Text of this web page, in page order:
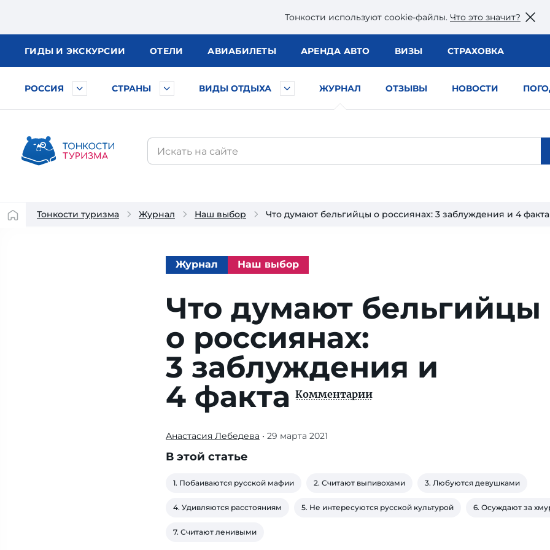
Тонкости используют сookie-файлы. Что это значит?
ГИДЫ И ЭКСКУРСИИ ОТЕЛИ АВИАБИЛЕТЫ АРЕНДА АВТО ВИЗЫ СТРАХОВКА
РОССИЯ СТРАНЫ ВИДЫ ОТДЫХА ЖУРНАЛ ОТЗЫВЫ НОВОСТИ
Тонкости туризма Журнал Наш выбор Что думают бельгийцы о россиянах: 3 заблуждения и 4 факта
Журнал Наш выбор
Что думают бельгийцы
о россиянах:
3 заблуждения и
4 факта Комментарии
Что
же
думают
россиянах?
Возьмем
Анастасия Лебедева • 29 марта 2021
В этой статье
1. Побаиваются русской мафии 2. Считают выпивохами 3. Любуются девушками
4. Удивляются расстояниям 5. Не интересуются русской культурой 6. Осуждают за
7. Считают ленивыми